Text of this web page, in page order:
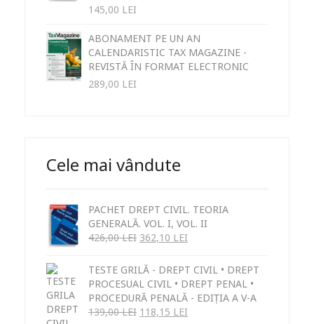
145,00 LEI
ABONAMENT PE UN AN
CALENDARISTIC TAX MAGAZINE -
REVISTĂ ÎN FORMAT ELECTRONIC
289,00 LEI
Cele mai vândute
PACHET DREPT CIVIL. TEORIA
GENERALĂ. VOL. I, VOL. II
426,00LEI 362,10 LEI
TESTE GRILĂ - DREPT CIVIL • DREPT
PROCESUAL CIVIL • DREPT PENAL •
PROCEDURĂ PENALĂ - EDIȚIA A V-A
139,00LEI 118,15 LEI